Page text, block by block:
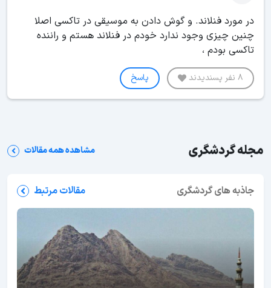
در مورد فنلاند. و گوش دادن به موسیقی در تاکسی اصلا
چنین چیزی وجود ندارد خودم در فنلاند هستم و راننده
تاکسی بودم ،
8 نفر پسندیدند پاسخ
مجله گردشگری مشاهده همه مقالات
جاذبه های گردشگری مقالات مرتبط